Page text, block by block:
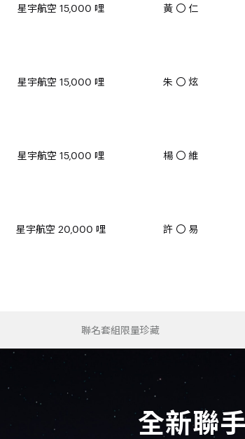
星宇航空 15,000 哩 黃 〇 仁
星宇航空 15,000 哩 朱 〇 炫
星宇航空 15,000 哩 楊 〇 維
星宇航空 20,000 哩 許 〇 易
聯名套組限量珍藏
全新聯